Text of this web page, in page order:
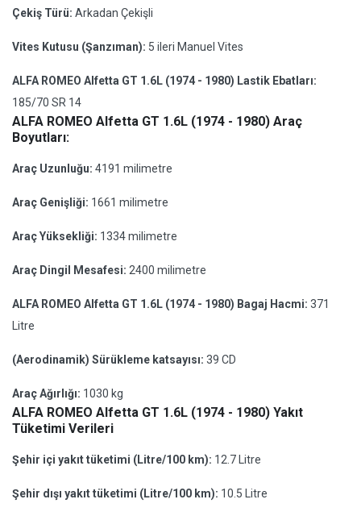
Çekiş Türü: Arkadan Çekişli
Vites Kutusu (Şanzıman): 5 ileri Manuel Vites
ALFA ROMEO Alfetta GT 1.6L (1974 - 1980) Lastik Ebatları:
185/70 SR 14
ALFA ROMEO Alfetta GT 1.6L (1974 - 1980) Araç
Boyutları:
Araç Uzunluğu: 4191 milimetre
Araç Genişliği: 1661 milimetre
Araç Yüksekliği: 1334 milimetre
Araç Dingil Mesafesi: 2400 milimetre
ALFA ROMEO Alfetta GT 1.6L (1974 - 1980) Bagaj Hacmi: 371
Litre
(Aerodinamik) Sürükleme katsayısı: 39 CD
Araç Ağırlığı: 1030 kg
ALFA ROMEO Alfetta GT 1.6L (1974 - 1980) Yakıt
Tüketimi Verileri
Şehir içi yakıt tüketimi (Litre/100 km): 12.7 Litre
Şehir dışı yakıt tüketimi (Litre/100 km): 10.5 Litre